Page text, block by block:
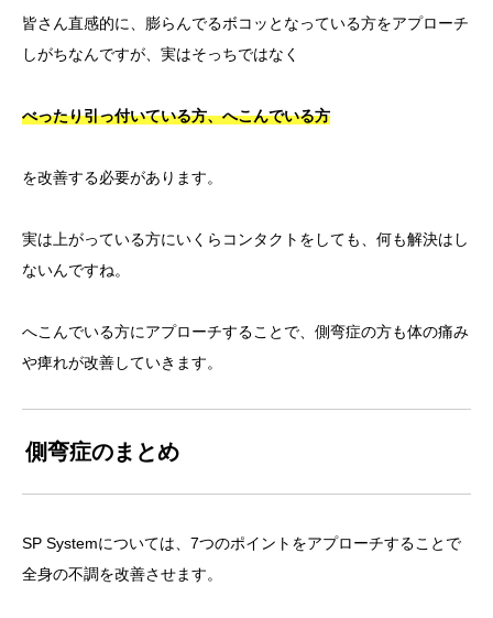
皆さん直感的に、膨らんでるボコッとなっている方をアプローチ
しがちなんですが、実はそっちではなく
べったり引っ付いている方、へこんでいる方
を改善する必要があります。
実は上がっている方にいくらコンタクトをしても、何も解決はし
ないんですね。
へこんでいる方にアプローチすることで、側弯症の方も体の痛み
や痺れが改善していきます。
側弯症のまとめ
SP Systemについては、7つのポイントをアプローチすることで
全身の不調を改善させます。